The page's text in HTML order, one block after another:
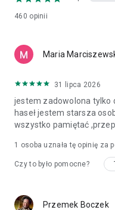
460 opinii
Maria
31 lipca 2026
jestem zadowolona tylko
haseł jestem starsza
wszystko pamiętać
1 osoba uznała tę opinię za
Czy to było pomocne?
Przemek Boczek